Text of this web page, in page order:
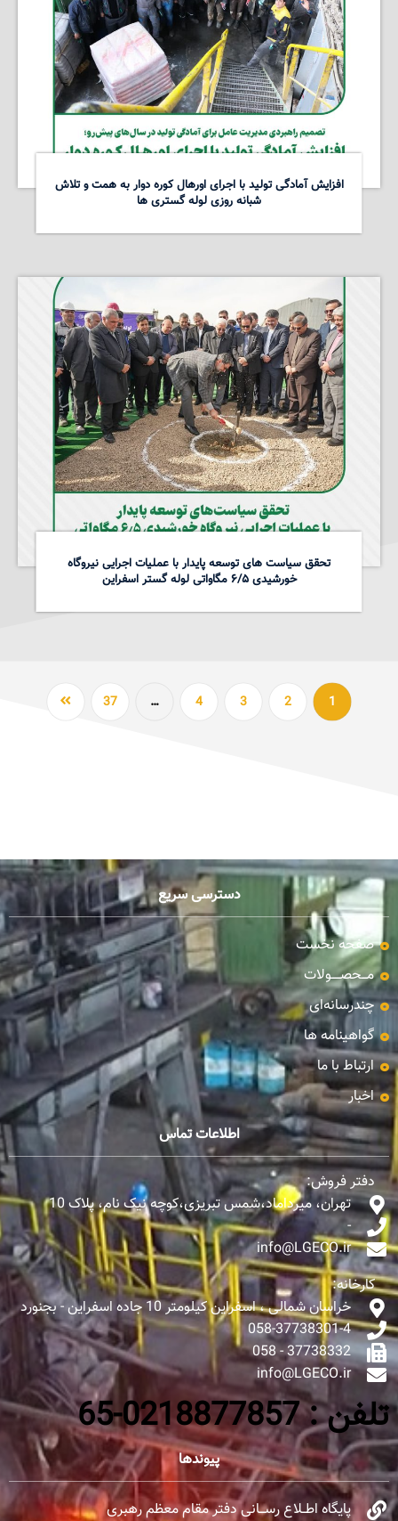
افزایش آمادگی تولید با اجرای اورهال کوره دوار به همت و تلاش
شبانه روزی لوله گستری ها
تحقق سیاست های توسعه پایدار با عملیات اجرایی نیروگاه
خورشیدی ۶/۵ مگاواتی لوله گستر اسفراین
1
2
3
4
…
37
دسترسی سریع
صفحه نخست
مـــحصـــــولات
چندرسانه‌ای
گواهینامه ها
ارتباط با ما
اخبار
اطلاعات تماس
دفتر فروش:
تهران، میرداماد،شمس تبریزی،کوچه نیک نام، پلاک 10
-
info@LGECO.ir
کارخانه:
خراسان شمالی ، اسفراین کیلومتر 10 جاده اسفراین - بجنورد
058-37738301-4
37738332 - 058
info@LGECO.ir
تلفن : 0218877857-65
پیوندها
پایگاه اطــلاع رســـانی دفتر مقام معظم رهبری